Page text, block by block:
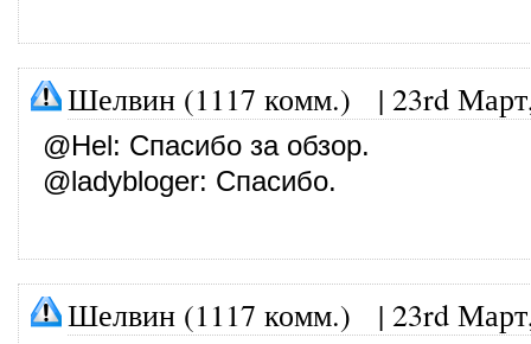
Шелвин (1117 комм.) | 23rd
@Hel: Спасибо за обзор.
@ladybloger: Спасибо.
Шелвин (1117 комм.) | 23rd